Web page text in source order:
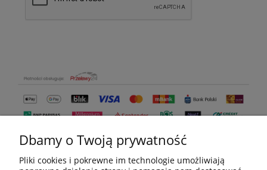
Dbamy o Twoją prywatność
Pliki cookies i pokrewne im technologie umożliwiają